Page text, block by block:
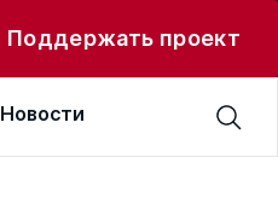
Поддержать проект
Новости